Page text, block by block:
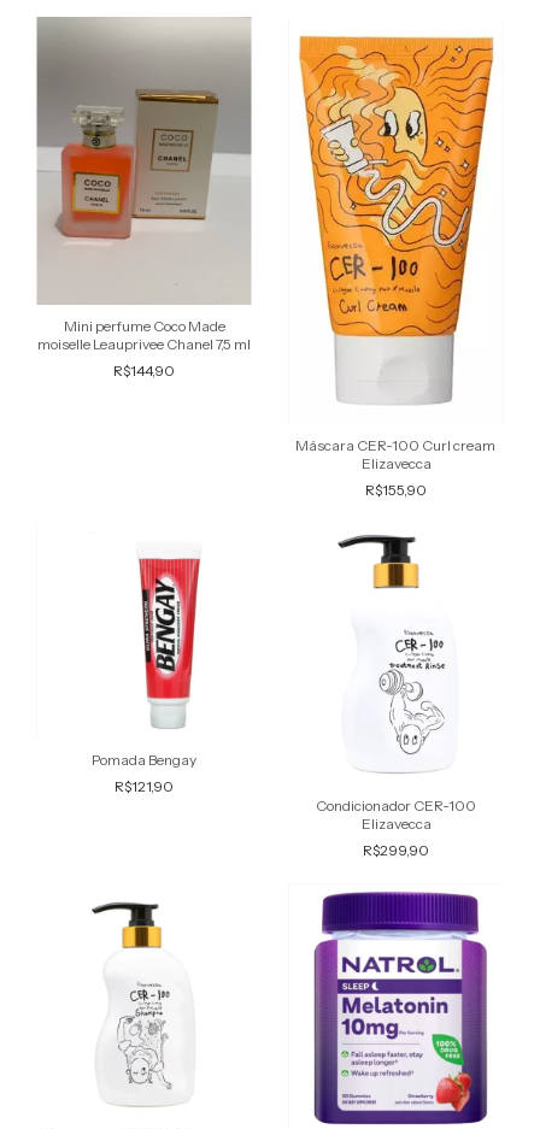
Mini perfume Coco Made
moiselle Leauprivee Chanel 7,5 ml
R$144,90
Máscara CER-100 Curl cream
Elizavecca
R$155,90
Pomada Bengay
R$121,90
Condicionador CER-100
Elizavecca
R$299,90